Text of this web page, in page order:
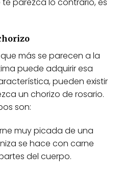
parezca lo contrario, es
más se parecen a la
puede adquirir esa
pueden existir
un chorizo de rosario.
son:
muy picada de una
se hace con carne
del cuerpo.